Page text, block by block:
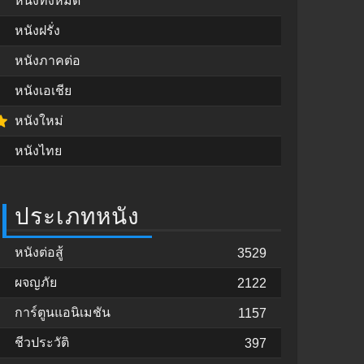
หนังฝรั่ง
หนังภาคต่อ
หนังเอเชีย
หนังใหม่
หนังไทย
ประเภทหนัง
หนังต่อสู้ 3529
ผจญภัย 2122
การ์ตูนแอนิเมชัน 1157
ชีวประวัติ 397